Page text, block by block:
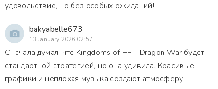
удовольствие, но без особых ожиданий!
bakyabelle673
13 January 2026 02:57
Сначала думал, что Kingdoms of HF - Dragon War будет
стандартной стратегией, но она удивила. Красивые
графики и неплохая музыка создают атмосферу.